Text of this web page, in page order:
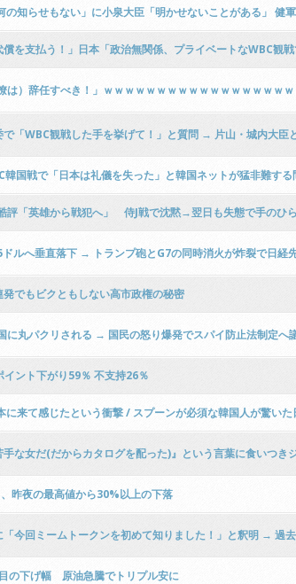
知らせもない」に小泉大臣「明かせないことがある」 健
を支払う！」日本「政治無関係、プライベートなWBC観戦
は）辞任すべき！」ｗｗｗｗｗｗｗｗｗｗｗｗｗｗｗｗｗ
で「WBC観戦した手を挙げて！」と質問 → 片山・城内大
韓国戦で「日本は礼儀を失った」と韓国ネットが猛非難
評「英雄から戦犯へ」 侍J戦で沈黙→翌日も失態で手のひ
ドルへ垂直落下 → トランプ砲とG7の同時消火が炸裂で日
発でもビクともしない高市政権の秘密
に丸パクリされる → 国民の怒り爆発でスパイ防止法制定
イント下がり59％ 不支持26％
に来て感じたという衝撃 / スプーンが必須な韓国人が驚い
手な女だ(だからカタログを配った)』という言葉に食いつ
昨夜の最高値から30%以上の下落
「今回ミームトークンを初めて知りました！」と釈明 →
の下げ幅 原油急騰でトリプル安に